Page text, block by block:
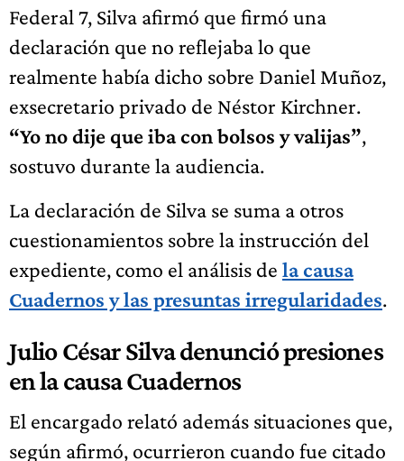
Federal 7, Silva afirmó que firmó una
declaración que no reflejaba lo que
realmente había dicho sobre Daniel Muñoz,
exsecretario privado de Néstor Kirchner.
“Yo no dije que iba con bolsos y valijas”,
sostuvo durante la audiencia.
La declaración de Silva se suma a otros
cuestionamientos sobre la instrucción del
expediente, como el análisis de la causa
Cuadernos y las presuntas irregularidades.
Julio César Silva denunció presiones
en la causa Cuadernos
El encargado relató además situaciones que,
según afirmó, ocurrieron cuando fue citado